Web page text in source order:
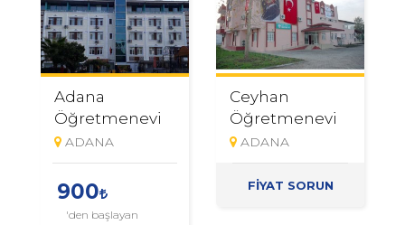
Adana
Öğretmenevi
ADANA
900
'den başlayan
Ceyhan
Öğretmenevi
ADANA
FİYAT SORUN